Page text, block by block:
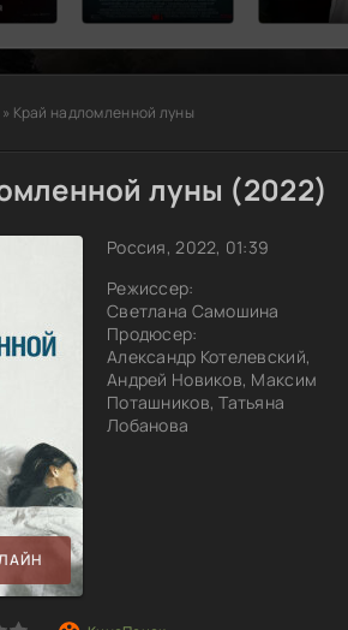
» Край надломленной луны
луны (2022)
Россия, 2022, 01:39
Режиссер:
Светлана Самошина
Продюсер:
Александр Котелевский,
Андрей Новиков, Максим
Поташников, Татьяна
Лобанова